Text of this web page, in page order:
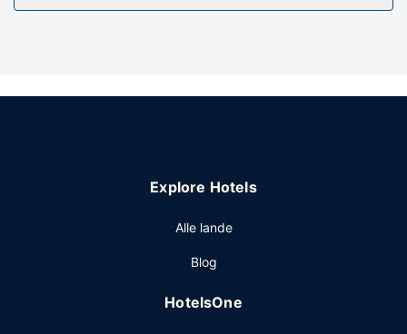
Fra en have kan du nyde den skønne udsigt, eller du kan
Gæsterne har blandt andet adgang til et forretningscenter,
selvstændig parkering er til rådighed på stedet.
Explore Hotels
Alle lande
Blog
HotelsOne